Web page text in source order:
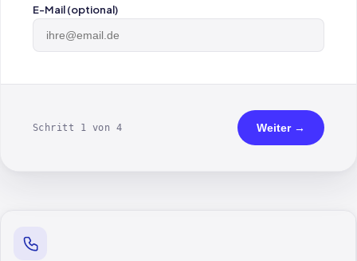
E-Mail (optional)
Schritt 1 von 4 Weiter →